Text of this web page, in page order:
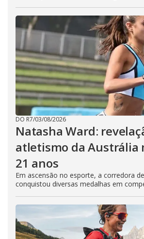
DO R7/03/08/2026
Natasha Ward:
atletismo da Austrália
21 anos
Em ascensão no esporte, a corredora
conquistou diversas medalhas em